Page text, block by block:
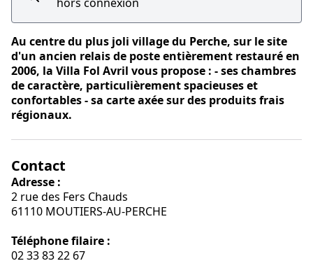
Au centre du plus joli village du Perche, sur le site
d'un ancien relais de poste entièrement restauré en
2006, la Villa Fol Avril vous propose : - ses chambres
de caractère, particulièrement spacieuses et
confortables - sa carte axée sur des produits frais
régionaux.
Contact
Adresse :
2 rue des Fers Chauds
61110 MOUTIERS-AU-PERCHE
Téléphone filaire :
02 33 83 22 67